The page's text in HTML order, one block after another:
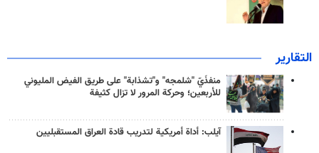
التقارير
منفذَيّ "شلمجه" و"تشذابة" على طريق الفيض المليوني
للأربعين؛ وحركة المرور لا تزال كثيفة
آيلب: أداة أمريكية لتدريب قادة العراق المستقبليين